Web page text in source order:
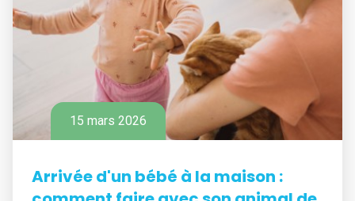
15 mars 2026
Arrivée d'un bébé à la maison :